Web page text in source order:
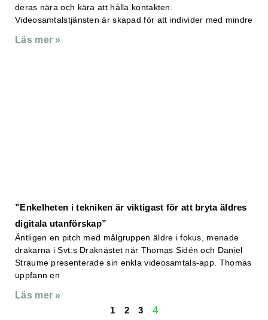
deras nära och kära att hålla kontakten.
Videosamtalstjänsten är skapad för att individer med mindre
Läs mer »
”Enkelheten i tekniken är viktigast för att bryta äldres
digitala utanförskap”
Äntligen en pitch med målgruppen äldre i fokus, menade
drakarna i Svt:s Draknästet när Thomas Sidén och Daniel
Straume presenterade sin enkla videosamtals-app. Thomas
uppfann en
Läs mer »
1
2 3 4